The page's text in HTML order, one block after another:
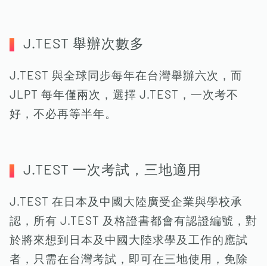
J.TEST 舉辦次數多
​J.TEST 與全球同步每年在台灣舉辦六次，而
JLPT 每年僅兩次，選擇 J.TEST，一次考不
好，不必再等半年。
J.TEST 一次考試，三地適用
J.TEST 在日本及中國大陸廣受企業與學校承
認，所有 J.TEST 及格證書都會有認證編號，對
於將來想到日本及中國大陸求學及工作的應試
者，只需在台灣考試，即可在三地使用，免除